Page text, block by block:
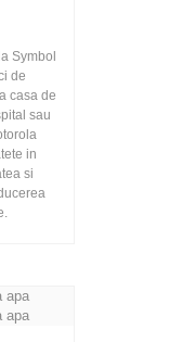
Symbol
de
casa de
sau
in
si